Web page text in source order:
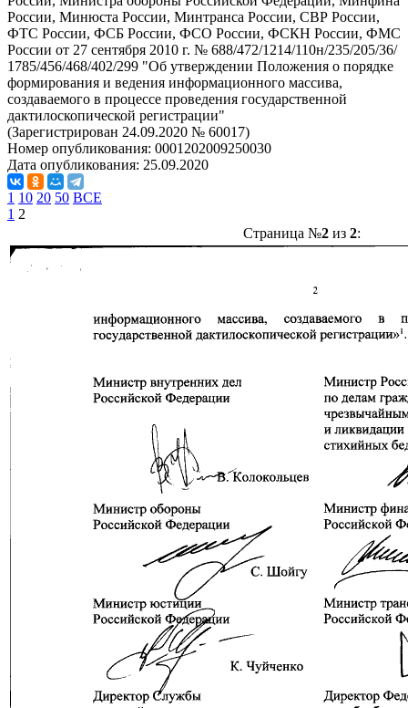
России, Минюста России, Минтранса России, СВР России,
ФТС России, ФСБ России, ФСО России, ФСКН России, ФМС
России от 27 сентября 2010 г. № 688/472/1214/110н/235/205/36/
1785/456/468/402/299 "Об утверждении Положения о порядке
формирования и ведения информационного массива,
создаваемого в процессе проведения государственной
дактилоскопической регистрации"
(Зарегистрирован 24.09.2020 № 60017)
Номер опубликования: 0001202009250030
Дата опубликования: 25.09.2020
1 10 20 50 ВСЕ
1 2
Страница №2из 2: